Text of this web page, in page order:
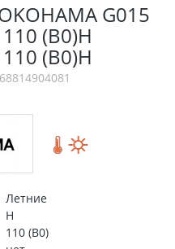
G015
(B0)H
(B0)H
Летние
H
110 (B0)